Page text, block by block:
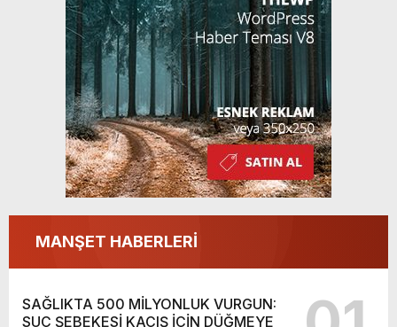
MANŞET HABERLERİ
SAĞLIKTA 500 MİLYONLUK VURGUN:
SUÇ ŞEBEKESİ KAÇIŞ İÇİN DÜĞMEYE